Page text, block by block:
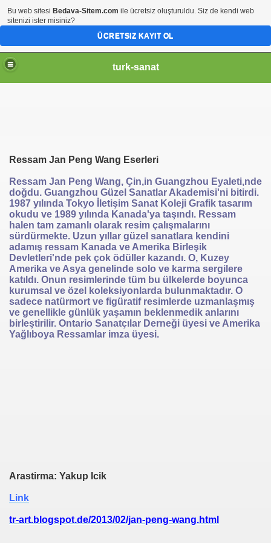
turk-sanat
Ressam Jan Peng Wang Eserleri
Ressam Jan Peng Wang, Çin,in Guangzhou Eyaleti,nde
doğdu. Guangzhou Güzel Sanatlar Akademisi'ni bitirdi.
1987 yılında Tokyo İletişim Sanat Koleji Grafik tasarım
okudu ve 1989 yılında Kanada'ya taşındı. Ressam
halen tam zamanlı olarak resim çalışmalarını
sürdürmekte. Uzun yıllar güzel sanatlara kendini
adamış ressam Kanada ve Amerika Birleşik
Devletleri'nde pek çok ödüller kazandı. O, Kuzey
Amerika ve Asya genelinde solo ve karma sergilere
katıldı. Onun resimlerinde tüm bu ülkelerde boyunca
kurumsal ve özel koleksiyonlarda bulunmaktadır. O
sadece natürmort ve figüratif resimlerde uzmanlaşmış
ve genellikle günlük yaşamın beklenmedik anlarını
birleştirilir. Ontario Sanatçılar Derneği üyesi ve Amerika
Yağlıboya Ressamlar imza üyesi.
Arastirma: Yakup Icik
Link
tr-art.blogspot.de/2013/02/jan-peng-wang.html
Bu web sitesi Bedava-Sitem.com ile ücretsiz oluşturuldu. Siz de kendi web
sitenizi ister misiniz?
ÜCRETSIZ KAYIT OL